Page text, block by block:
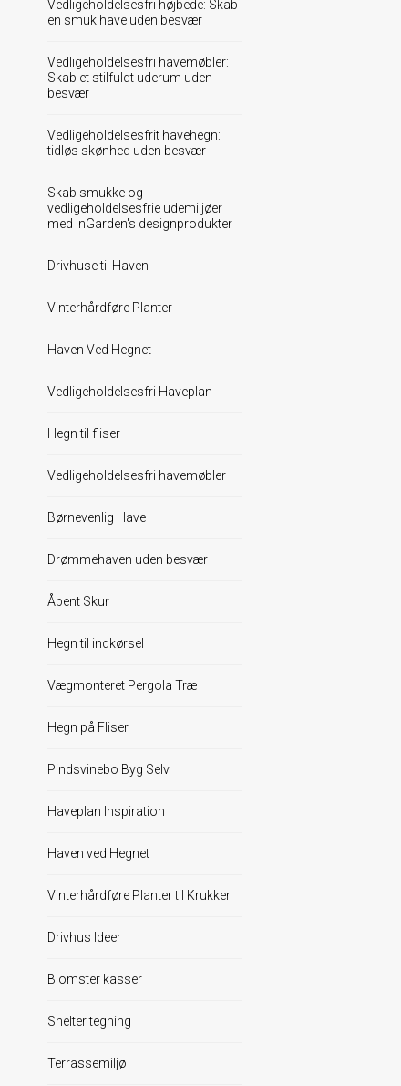
Vedligeholdelsesfri højbede: Skab
en smuk have uden besvær
Vedligeholdelsesfri havemøbler:
Skab et stilfuldt uderum uden
besvær
Vedligeholdelsesfrit havehegn:
tidløs skønhed uden besvær
Skab smukke og
vedligeholdelsesfrie udemiljøer
med InGarden's designprodukter
Drivhuse til Haven
Vinterhårdføre Planter
Haven Ved Hegnet
Vedligeholdelsesfri Haveplan
Hegn til fliser
Vedligeholdelsesfri havemøbler
Børnevenlig Have
Drømmehaven uden besvær
Åbent Skur
Hegn til indkørsel
Vægmonteret Pergola Træ
Hegn på Fliser
Pindsvinebo Byg Selv
Haveplan Inspiration
Haven ved Hegnet
Vinterhårdføre Planter til Krukker
Drivhus Ideer
Blomster kasser
Shelter tegning
Terrassemiljø